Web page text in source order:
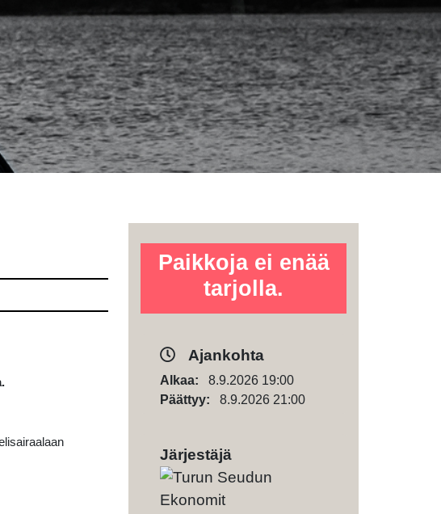
Paikkoja ei enää
tarjolla.
Ajankohta
Alkaa: 8.9.2026 19:00
Päättyy: 8.9.2026 21:00
Järjestäjä